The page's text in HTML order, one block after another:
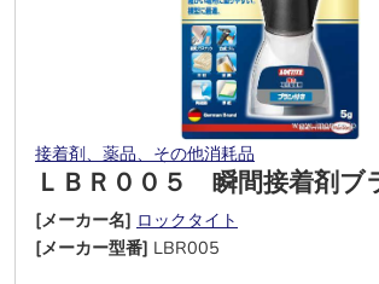
接着剤、薬品、その他消耗品
ＬＢＲ００５ 瞬間接着剤ブ
[メーカー名] ロックタイト
[メーカー型番] LBR005